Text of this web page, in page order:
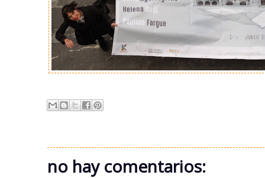
no hay comentarios: